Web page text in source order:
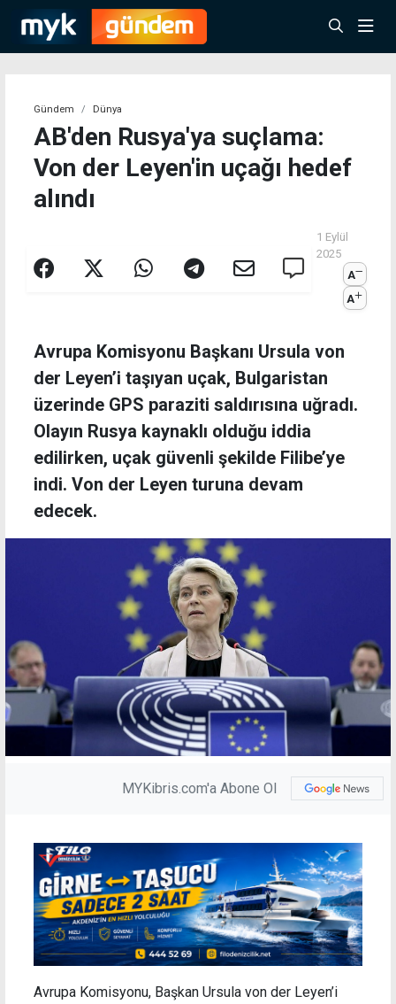
Gündem Dünya
AB'den Rusya'ya suçlama:
Von der Leyen'in uçağı hedef
alındı
1 Eylül
2025
A
A
Avrupa Komisyonu Başkanı Ursula von
der Leyen’i taşıyan uçak, Bulgaristan
üzerinde GPS paraziti saldırısına uğradı.
Olayın Rusya kaynaklı olduğu iddia
edilirken, uçak güvenli şekilde Filibe’ye
indi. Von der Leyen turuna devam
edecek.
MYKibris.com'a Abone Ol
Avrupa Komisyonu, Başkan Ursula von der Leyen’i